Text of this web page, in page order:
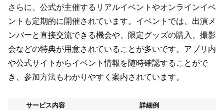
さらに、公式が主催するリアルイベントやオンラインイベ
ントも定期的に開催されています。イベントでは、出演メ
ンバーと直接交流できる機会や、限定グッズの購入、撮影
会などの特典が用意されていることが多いです。アプリ内
や公式サイトからイベント情報を随時確認することがで
き、参加方法もわかりやすく案内されています。
サービス内容
詳細例